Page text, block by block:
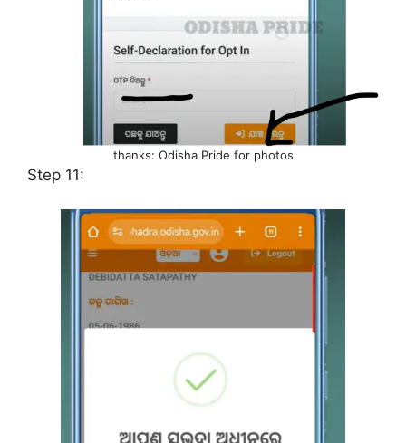
thanks: Odisha Pride for photos
Step 11: